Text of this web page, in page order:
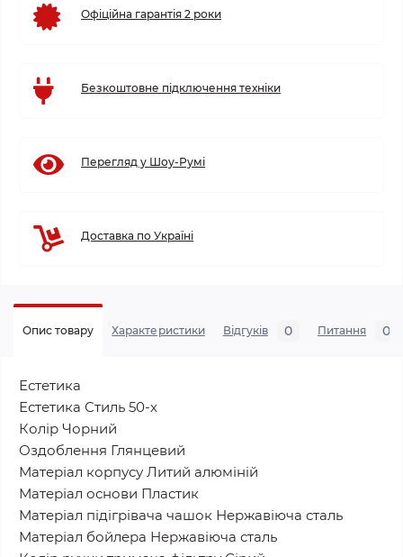
Офіційна гарантія 2 роки
Безкоштовне підключення техніки
Перегляд у Шоу-Румі
Доставка по Україні
Опис товару Характеристики Відгуків 0 Питання 0
Естетика
Естетика Стиль 50-х
Колір Чорний
Оздоблення Глянцевий
Матеріал корпусу Литий алюміній
Матеріал основи Пластик
Матеріал підігрівача чашок Нержавіюча сталь
Матеріал бойлера Нержавіюча сталь